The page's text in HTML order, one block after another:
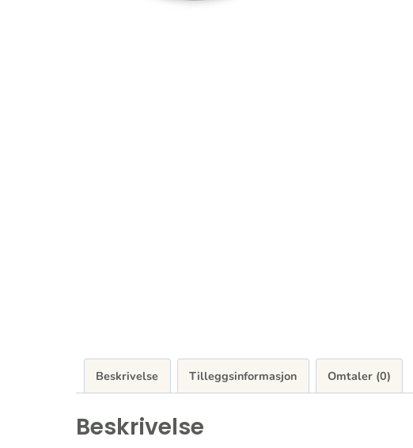
Beskrivelse Tilleggsinformasjon Omtaler (0)
Beskrivelse